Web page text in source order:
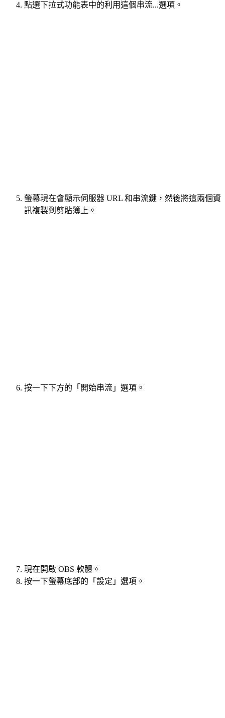
點選下拉式功能表中的利用這個串流...選項。
螢幕現在會顯示伺服器 URL 和串流鍵，然後將這兩個資
訊複製到剪貼簿上。
按一下下方的「開始串流」選項。
現在開啟 OBS 軟體。
按一下螢幕底部的「設定」選項。